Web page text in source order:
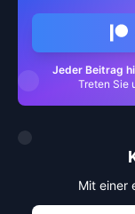
Jeder Beitrag
Treten Sie
Mit einer